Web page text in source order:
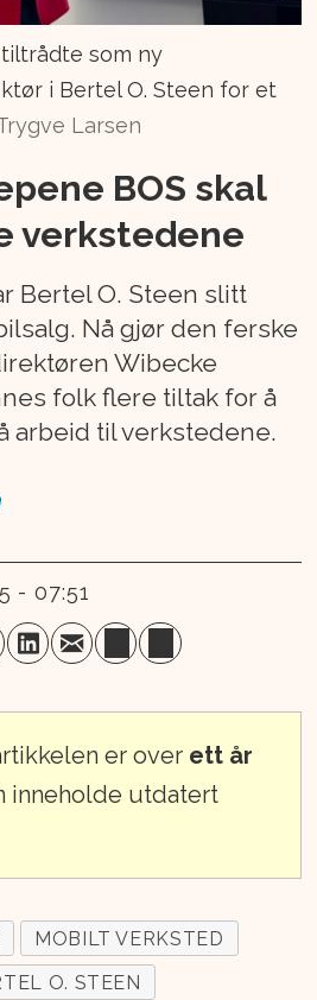
som ny
i Bertel O. Steen for et
Larsen
BOS skal
verkstedene
Bertel O. Steen slitt
Nå gjør den ferske
Wibecke
folk flere tiltak for å
arbeid til verkstedene.
- 07:51
er over ett år
inneholde utdatert
MOBILT VERKSTED
O. STEEN